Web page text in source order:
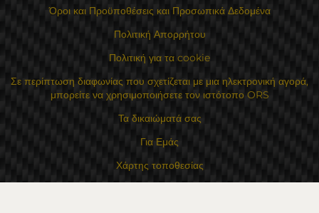
Όροι και Προϋποθέσεις και Προσωπικά Δεδομένα
Πολιτική Απορρήτου
Πολιτική για τα cookie
Σε περίπτωση διαφωνίας που σχετίζεται με μια ηλεκτρονική αγορά,
μπορείτε να χρησιμοποιήσετε τον ιστότοπο ORS
Τα δικαιώματά σας
Για Εμάς
Χάρτης τοποθεσίας